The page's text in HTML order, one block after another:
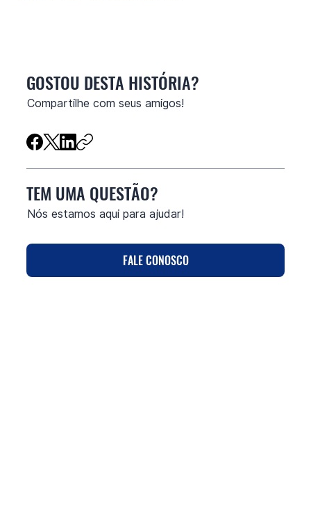
GOSTOU DESTA HISTÓRIA?
Compartilhe com seus amigos!
TEM UMA QUESTÃO?
Nós estamos aqui para ajudar!
FALE CONOSCO